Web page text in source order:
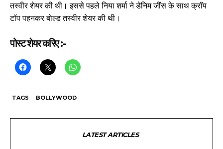
तस्वीर शेयर की थी। इससे पहले निया शर्मा ने डेनिम जींस के साथ क्रॉप
टॉप पहनकर बोल्ड तस्वीर शेयर की थी।
पोस्ट शेयर करिए :-
TAGS BOLLYWOOD
LATEST ARTICLES